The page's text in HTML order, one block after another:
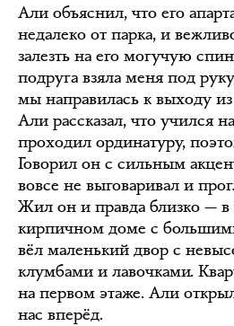
Али объяснил, что его
недалеко от парка, и
залезть на его могучую
подруга взяла меня под
мы направилась к выходу
Али рассказал, что учился
проходил ординатуру,
Говорил он с сильным
вовсе не выговаривал и
Жил он и правда близко — в
кирпичном доме с
вёл маленький двор с
клумбами и лавочками.
на первом этаже. Али
нас вперёд.